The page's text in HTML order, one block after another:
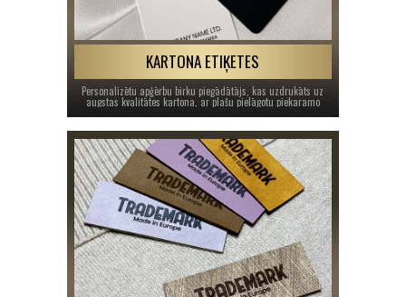
KARTONA ETIĶETES
Personalizētu apģērbu birku piegādātājs, kas uzdrukāts uz
augstas kvalitātes kartona, ar plašu pielāgotu piekaramo